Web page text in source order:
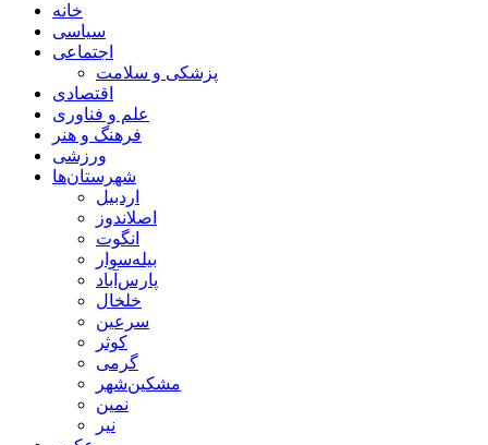
خانه
سیاسی
اجتماعی
پزشکی و سلامت
اقتصادی
علم و فناوری
فرهنگ و هنر
ورزشی
شهرستان‌ها
اردبیل
اصلاندوز
انگوت
بیله‌سوار
پارس‌آباد
خلخال
سرعین
کوثر
گرمی
مشکین‌شهر
نمین
نیر